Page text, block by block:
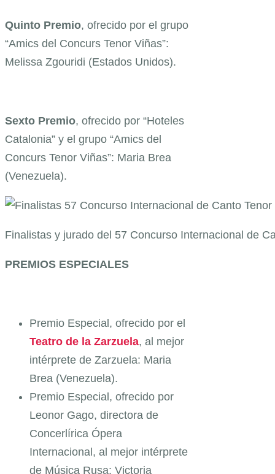
Quinto Premio, ofrecido por el grupo
“Amics del Concurs Tenor Viñas”:
Melissa Zgouridi (Estados Unidos).
Sexto Premio, ofrecido por “Hoteles
Catalonia” y el grupo “Amics del
Concurs Tenor Viñas”: Maria Brea
(Venezuela).
Finalistas y jurado del 57 Concurso Internacional de
PREMIOS ESPECIALES
Premio Especial, ofrecido por el
Teatro de la Zarzuela, al mejor
intérprete de Zarzuela: Maria
Brea (Venezuela).
Premio Especial, ofrecido por
Leonor Gago, directora de
Concerlírica Ópera
Internacional, al mejor intérprete
de Música Rusa: Victoria